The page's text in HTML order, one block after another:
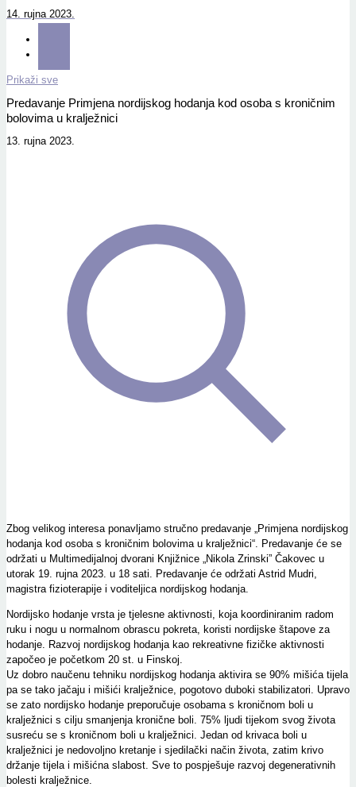
14. rujna 2023.
Prikaži sve
Predavanje Primjena nordijskog hodanja kod osoba s kroničnim
bolovima u kralježnici
13. rujna 2023.
Zbog velikog interesa ponavljamo stručno predavanje „Primjena nordijskog
hodanja kod osoba s kroničnim bolovima u kralježnici“. Predavanje će se
održati u Multimedijalnoj dvorani Knjižnice „Nikola Zrinski” Čakovec u
utorak 19. rujna 2023. u 18 sati. Predavanje će održati Astrid Mudri,
magistra fizioterapije i voditeljica nordijskog hodanja.
Nordijsko hodanje vrsta je tjelesne aktivnosti, koja koordiniranim radom
ruku i nogu u normalnom obrascu pokreta, koristi nordijske štapove za
hodanje. Razvoj nordijskog hodanja kao rekreativne fizičke aktivnosti
započeo je početkom 20 st. u Finskoj.
Uz dobro naučenu tehniku nordijskog hodanja aktivira se 90% mišića tijela
pa se tako jačaju i mišići kralježnice, pogotovo duboki stabilizatori. Upravo
se zato nordijsko hodanje preporučuje osobama s kroničnom boli u
kralježnici s cilju smanjenja kronične boli. 75% ljudi tijekom svog života
susreću se s kroničnom boli u kralježnici. Jedan od krivaca boli u
kralježnici je nedovoljno kretanje i sjedilački način života, zatim krivo
držanje tijela i mišićna slabost. Sve to pospješuje razvoj degenerativnih
bolesti kralježnice.